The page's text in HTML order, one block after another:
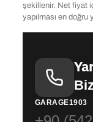
şekillenir. Net fiyat
yapılması en doğru
GARAGE1903